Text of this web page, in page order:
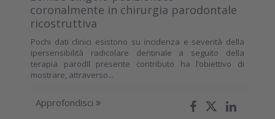
coronalmente in chirurgia parodontale
ricostruttiva
Pochi dati clinici esistono su incidenza e severità della
ipersensibilità radicolare dentinale a seguito della
terapia parodIl presente contributo ha l’obiettivo di
mostrare, attraverso...
Approfondisci